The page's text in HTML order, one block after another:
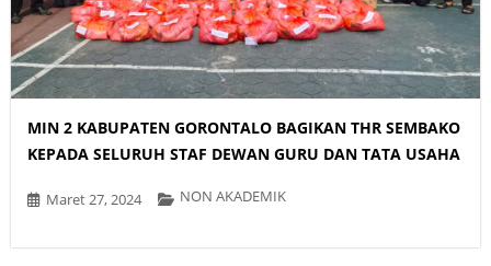
MIN 2 KABUPATEN GORONTALO BAGIKAN THR SEMBAKO
KEPADA SELURUH STAF DEWAN GURU DAN TATA USAHA
Maret 27, 2024 NON AKADEMIK